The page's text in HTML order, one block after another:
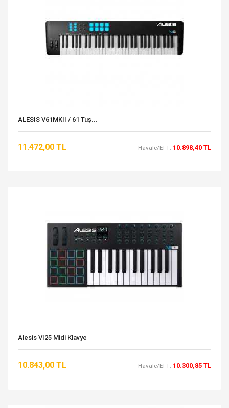
ALESIS V61MKII / 61 Tuş...
11.472,00 TL Havale/EFT: 10.898,40 TL
Alesis VI25 Midi Klavye
10.843,00 TL Havale/EFT: 10.300,85 TL